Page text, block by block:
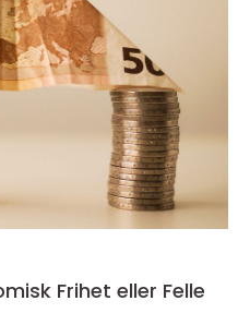
Frihet eller Felle